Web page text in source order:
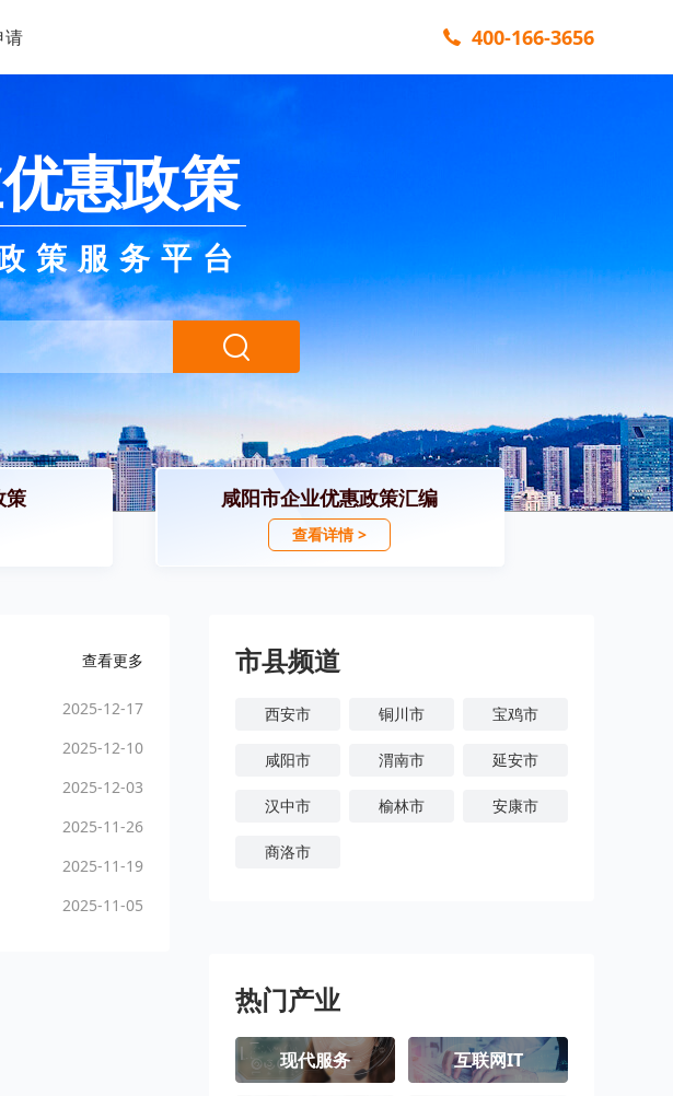
请 400-166-3656
惠政策
策服务平台
策 咸阳市企业优惠政策汇编
查看详情 >
查看更多
2025-12-17
2025-12-10
2025-12-03
2025-11-26
2025-11-19
2025-11-05
市县频道
西安市 铜川市 宝鸡市
咸阳市 渭南市 延安市
汉中市 榆林市 安康市
商洛市
热门产业
现代服务 互联网IT